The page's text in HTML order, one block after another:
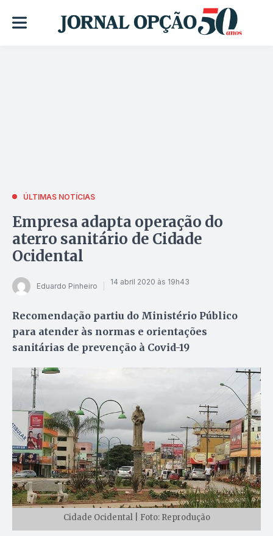
ÚLTIMAS NOTÍCIAS
Empresa adapta operação do
aterro sanitário de Cidade
Ocidental
Eduardo Pinheiro 14 abril 2020 às 19h43
Recomendação partiu do Ministério Público
para atender às normas e orientações
sanitárias de prevenção à Covid-19
Cidade Ocidental | Foto: Reprodução